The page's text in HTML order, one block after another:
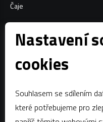
Nastavení
cookies
Souhlasem se sdílením
které potřebujeme pro
Čaje
Facebook